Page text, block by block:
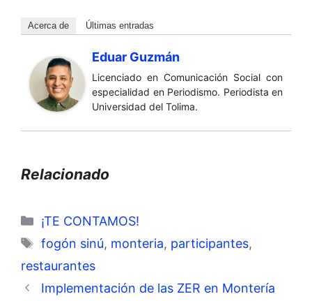
Acerca de Últimas entradas
Eduar Guzmán
Licenciado en Comunicación Social con
especialidad en Periodismo. Periodista en
Universidad del Tolima.
Relacionado
Categorías
¡TE CONTAMOS!
Etiquetas
fogón sinú, monteria, participantes,
restaurantes
Implementación de las ZER en Montería